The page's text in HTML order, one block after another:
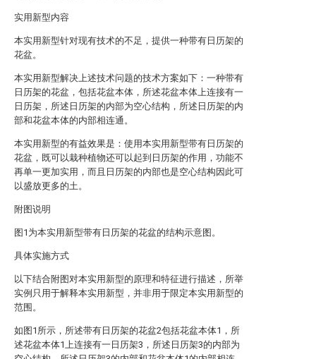
实用新型内容
本实用新型针对现有技术的不足，提供一种带有日历架的
花盆。
本实用新型解决上述技术问题的技术方案如下：一种带有
日历架的花盆，包括花盆本体，所述花盆本体上连接有一
日历架，所述日历架的内部为空心结构，所述日历架的内
部和花盆本体的内部相连通。
本实用新型的有益效果是：使用本实用新型带有日历架的
花盆，既可以栽种植物还可以起到日历架的作用，功能不
再单一更加实用，而且日历架的内部也是空心结构因此可
以盛放更多的土。
附图说明
图1为本实用新型带有日历架的花盆的结构示意图。
具体实施方式
以下结合附图对本实用新型的原理和特征进行描述，所举
实例只用于解释本实用新型，并非用于限定本实用新型的
范围。
如图1所示，所述带有日历架的花盆2包括花盆本体1，所
述花盆本体1上连接有一日历架3，所述日历架3的内部为